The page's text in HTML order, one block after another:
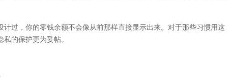
过，你的零钱余额不会像从前那样直接显示出来。对于那些习惯用这
的保护更为妥帖。